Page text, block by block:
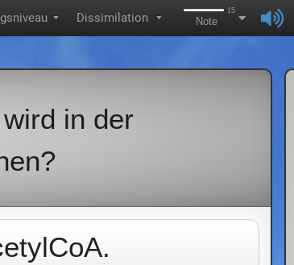
▼ Dissimilation ▼
15
Note
in der